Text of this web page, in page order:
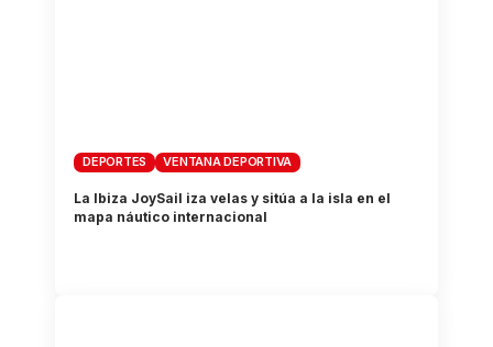
DEPORTES VENTANA DEPORTIVA
La Ibiza JoySail iza velas y sitúa a la isla en el
mapa náutico internacional